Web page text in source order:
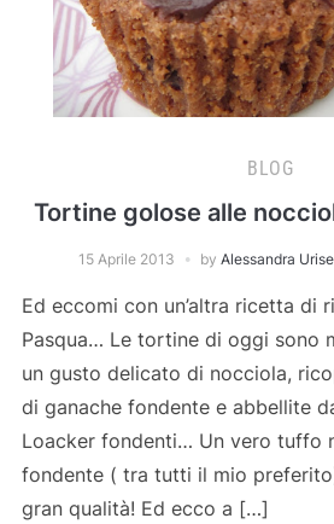
BLOG
Tortine golose alle
15 Aprile 2013 by Alessandra
Ed eccomi con un’altra ricetta di
Pasqua… Le tortine di oggi sono
un gusto delicato di nocciola,
di ganache fondente e abbellite
Loacker fondenti… Un vero tuffo
fondente ( tra tutti il mio
gran qualità! Ed ecco a […]